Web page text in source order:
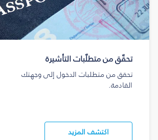
تحقّق من متطلّبات التأشيرة
تحقق من متطلبات الدخول إلى وجهتك
القادمة.
اكتشف المزيد